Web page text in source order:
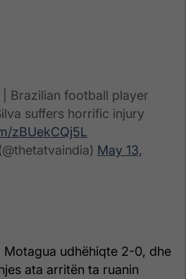
| Brazilian football player
suffers horrific injury
zBUekCQj5L
May 13,
Motagua udhëhiqte 2-0, dhe
ata arritën ta ruanin